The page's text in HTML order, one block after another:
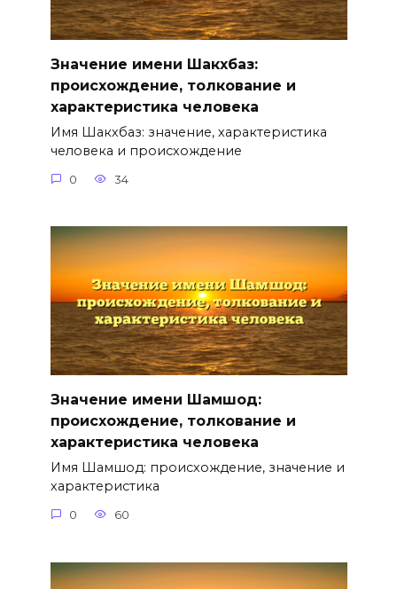
Значение имени Шакхбаз:
происхождение, толкование и
характеристика человека
Имя Шакхбаз: значение, характеристика
человека и происхождение
0 34
Значение имени Шамшод:
происхождение, толкование и
характеристика человека
Имя Шамшод: происхождение, значение и
характеристика
0 60